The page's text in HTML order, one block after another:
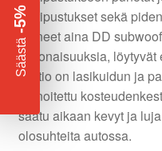
alaripustukset sekä
tehneet aina DD
kokonaisuuksia,
Kartio on lasikuidun ja
pinnoitettu
saatu aikaan kevyt ja
olosuhteita autossa.
Säästä
-5%